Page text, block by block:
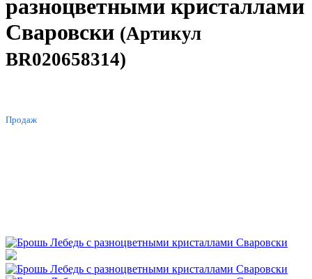
разноцветными кристаллами
Сваровски (Артикул
BR020658314)
Продаж